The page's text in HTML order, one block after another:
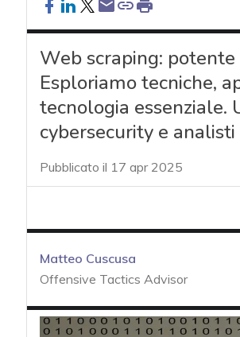
Web scraping:
Esploriamo tecniche,
tecnologia essenziale.
cybersecurity e
Pubblicato il 17 apr 2025
Matteo Cuscusa
Offensive Tactics Advisor